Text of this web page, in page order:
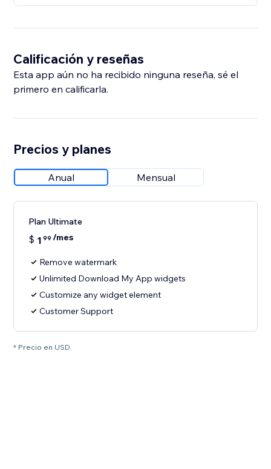
Calificación y reseñas
Esta app aún no ha recibido ninguna reseña, sé el
primero en calificarla.
Precios y planes
Anual Mensual
Plan Ultimate
$ 1 99 /mes
Remove watermark
Unlimited Download My App widgets
Customize any widget element
Customer Support
* Precio en USD.